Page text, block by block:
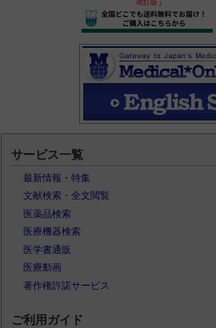
サービス一覧
最新情報・特集
文献検索・全文閲覧
医薬品検索
医療機器検索
医学書通販
医療動画
著作権許諾サービス
ご利用ガイド